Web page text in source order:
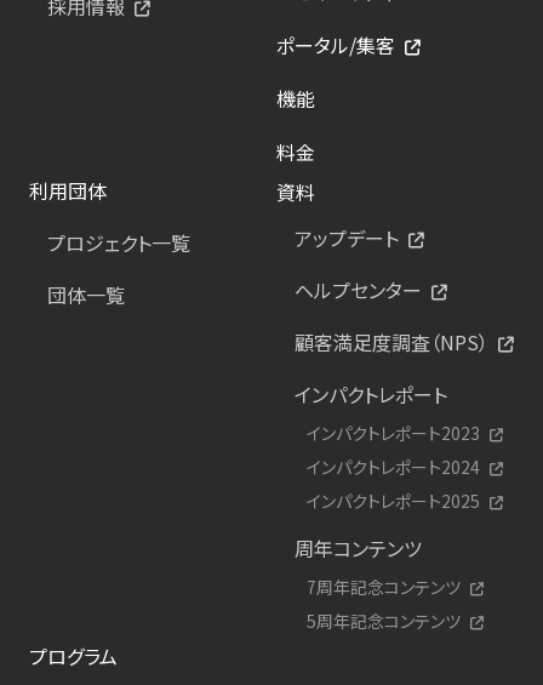
ポータル/集客
機能
料金
利用団体
プロジェクト一覧
団体一覧
資料
アップデート
ヘルプセンター
顧客満足度調査（NPS）
インパクトレポート
インパクトレポート2023
インパクトレポート2024
インパクトレポート2025
周年コンテンツ
7周年記念コンテンツ
5周年記念コンテンツ
プログラム